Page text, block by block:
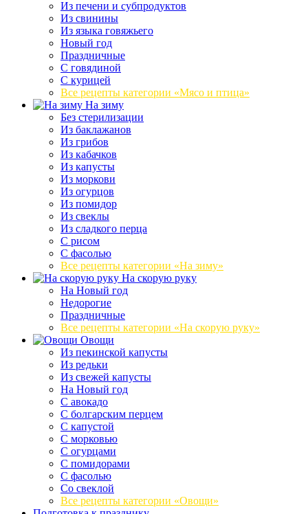
Из печени и субпродуктов
Из свинины
Из языка говяжьего
Новый год
Праздничные
С говядиной
С курицей
Все рецепты категории «Мясо и птица»
На зиму
Без стерилизации
Из баклажанов
Из грибов
Из кабачков
Из капусты
Из моркови
Из огурцов
Из помидор
Из свеклы
Из сладкого перца
С рисом
С фасолью
Все рецепты категории «На зиму»
На скорую руку
На Новый год
Недорогие
Праздничные
Все рецепты категории «На скорую руку»
Овощи
Из пекинской капусты
Из редьки
Из свежей капусты
На Новый год
С авокадо
С болгарским перцем
С капустой
С морковью
С огурцами
С помидорами
С фасолью
Со свеклой
Все рецепты категории «Овощи»